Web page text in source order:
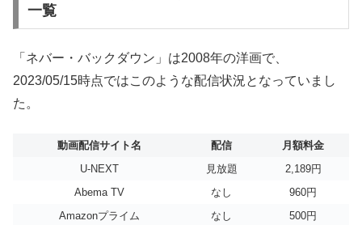
一覧
「ネバー・バックダウン」は2008年の洋画で、
2023/05/15時点ではこのような配信状況となっていまし
た。
動画配信サイト名 配信
月額料金
U-NEXT
見放題
2,189円
Abema TV
なし
960円
Amazonプライム
なし
500円